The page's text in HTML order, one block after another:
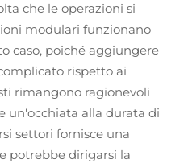
che le operazioni si
modulari funzionano
caso, poiché aggiungere
rispetto ai
rimangono ragionevoli
un'occhiata alla durata di
settori fornisce una
potrebbe dirigarsi la